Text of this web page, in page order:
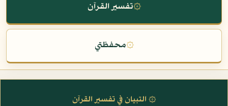
۞تفسير القرآن
۞محفظتي
۞ التبيان في تفسير القرآن